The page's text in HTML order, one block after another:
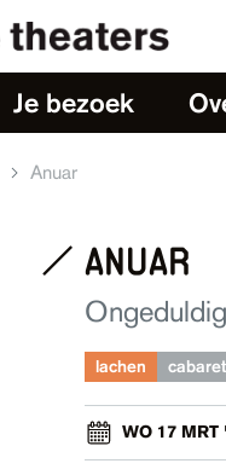
Je bezoek
Anuar
anuar
lachen cabaret
WO 17 MRT